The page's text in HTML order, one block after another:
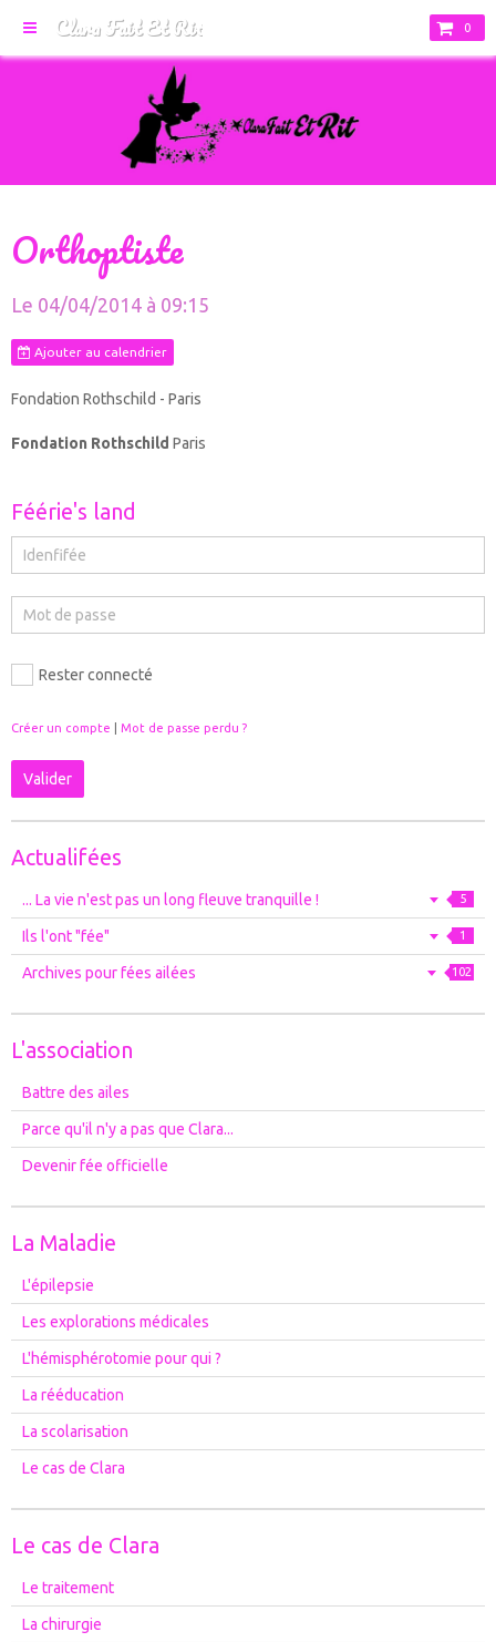
Clara Fait Et Rit 0
Orthoptiste
Le 04/04/2014 à 09:15
Ajouter au calendrier
Fondation Rothschild - Paris
Fondation Rothschild Paris
Féérie's land
Rester connecté
Créer un compte Mot de passe perdu ?
Valider
Actualifées
... La vie n'est pas un long fleuve tranquille ! 5
Ils l'ont "fée" 1
Archives pour fées ailées 102
L'association
Battre des ailes
Parce qu'il n'y a pas que Clara...
Devenir fée officielle
La Maladie
L'épilepsie
Les explorations médicales
L'hémisphérotomie pour qui ?
La rééducation
La scolarisation
Le cas de Clara
Le cas de Clara
Le traitement
La chirurgie